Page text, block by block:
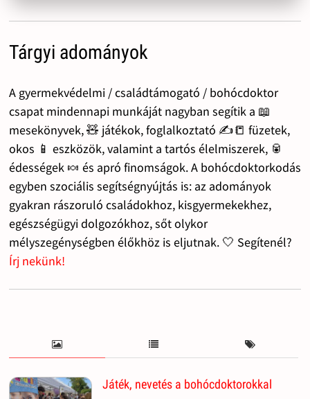
Tárgyi adományok
A gyermekvédelmi / családtámogató / bohócdoktor
csapat mindennapi munkáját nagyban segítik a 📖
mesekönyvek, 🧸 játékok, foglalkoztató ✍️📒 füzetek,
okos 📱 eszközök, valamint a tartós élelmiszerek, 🥫
édességek 🍬 és apró finomságok. A bohócdoktorkodás
egyben szociális segítségnyújtás is: az adományok
gyakran rászoruló családokhoz, kisgyermekekhez,
egészségügyi dolgozókhoz, sőt olykor
mélyszegénységben élőkhöz is eljutnak. 🤍 Segítenél?
Írj nekünk!
Játék, nevetés a bohócdoktorokkal